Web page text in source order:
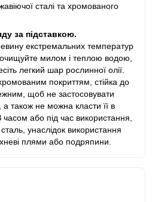
сталі та хромованого
за підставкою.
екстремальних температур
очищуйте милом і теплою водою,
легкий шар рослинної олії.
покриттям, стійка до
щоб не застосовувати
а також не можна класти її в
або під час використання,
унаслідок використання
плями або подряпини.